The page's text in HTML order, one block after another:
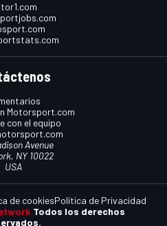
Motorsport.com
con el equipo
Avenue
NY 10022
USA
Todos los derechos
de cookiesPolítica de Privacidad